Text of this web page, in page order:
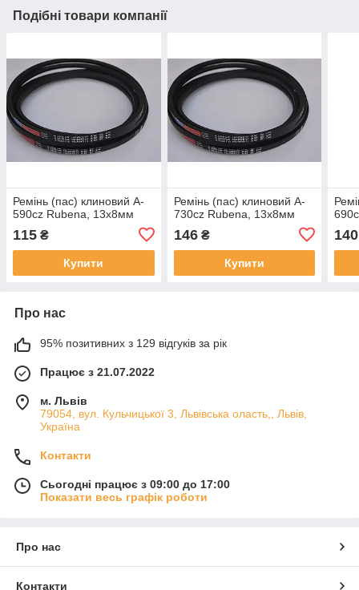
Подібні товари компанії
Ремінь (пас) клиновий A-
590cz Rubena, 13х8мм
115 ₴
Купити
Ремінь (пас) клиновий A-
730cz Rubena, 13х8мм
146₴
Купити
140
Про нас
95% позитивних з 129 відгуків за рік
Працює з 21.07.2022
м. Львів
79054, вул. Кульчицької 3, Львівська оласть,, Львів,
Україна
Контакти
Сьогодні працює з 09:00 до 17:00
Показати весь графік роботи
Про нас
Контакти